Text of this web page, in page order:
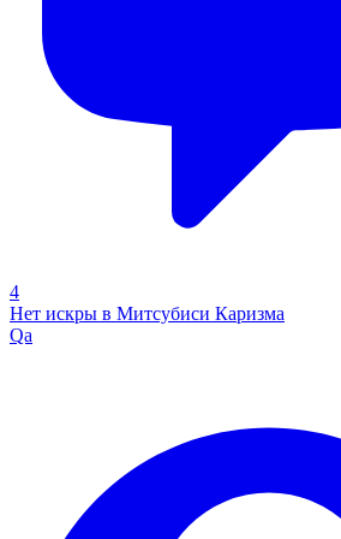
4
Нет искры в Митсубиси Каризма
Qa